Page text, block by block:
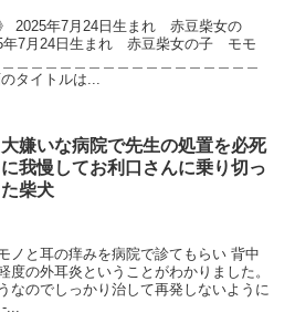
2025年7月24日生まれ 赤豆柴女の
7月24日生まれ 赤豆柴女の子 モモ
＿＿＿＿＿＿＿＿＿＿＿＿＿＿＿＿＿
タイトルは...
大嫌いな病院で先生の処置を必死
に我慢してお利口さんに乗り切っ
た柴犬
ノと耳の痒みを病院で診てもらい 背中
度の外耳炎ということがわかりました。
なのでしっかり治して再発しないように
...